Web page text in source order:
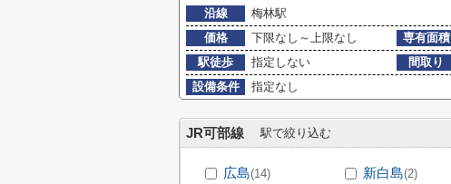
沿線
梅林駅
価格
下限なし～上限なし 専有面積
駅徒歩
指定しない 間取り
設備条件
指定なし
JR可部線 駅で絞り込む
広島(14) 新白島(2)